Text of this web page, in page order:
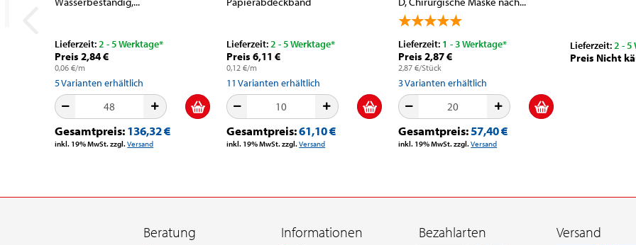
Lieferzeit:2 - 5 Werktage*
Preis 2,84 €
0,06 €/m
5Varianten erhältlich
Gesamtpreis:136,32 €
inkl. 19% MwSt. zzgl.Versand
Lieferzeit:2 - 5 Werktage*
Preis 6,11 €
0,12 €/m
11 Varianten erhältlich
Gesamtpreis:61,10 €
inkl. 19% MwSt. zzgl.Versand
Lieferzeit: 1 - 3 Werktage*
Preis 2,87 €
2,87 €/Stück
3Varianten erhältlich
Gesamtpreis:57,40 €
inkl. 19% MwSt. zzgl.Versand
Lieferzeit:2 - 5
Preis Nicht
Beratung Informationen Bezahlarten Versand